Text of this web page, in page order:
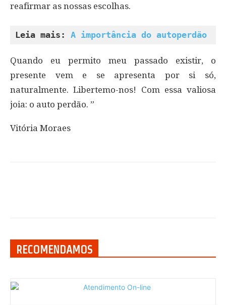
reafirmar as nossas escolhas.
Leia mais: A importância do autoperdão
Quando eu permito meu passado existir, o
presente vem e se apresenta por si só,
naturalmente. Libertemo-nos! Com essa valiosa
joia: o auto perdão. ”
Vitória Moraes
RECOMENDAMOS